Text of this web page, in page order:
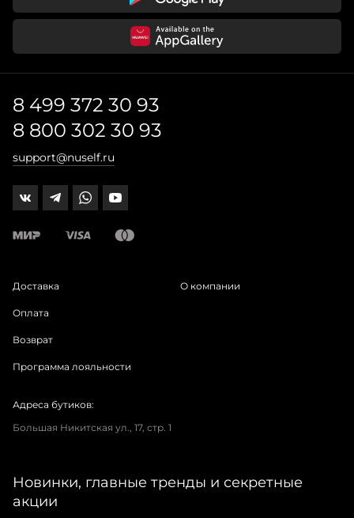
8 499 372 30 93
8 800 302 30 93
support@nuself.ru
Доставка
Оплата
Возврат
Программа лояльности
О компании
Адреса бутиков:
Большая Никитская ул., 17, стр. 1
Новинки, главные тренды и секретные
акции